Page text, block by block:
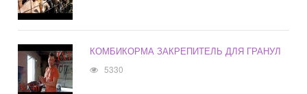
КОМБИКОРМА ЗАКРЕПИТЕЛЬ ДЛЯ ГРАНУЛ
5330